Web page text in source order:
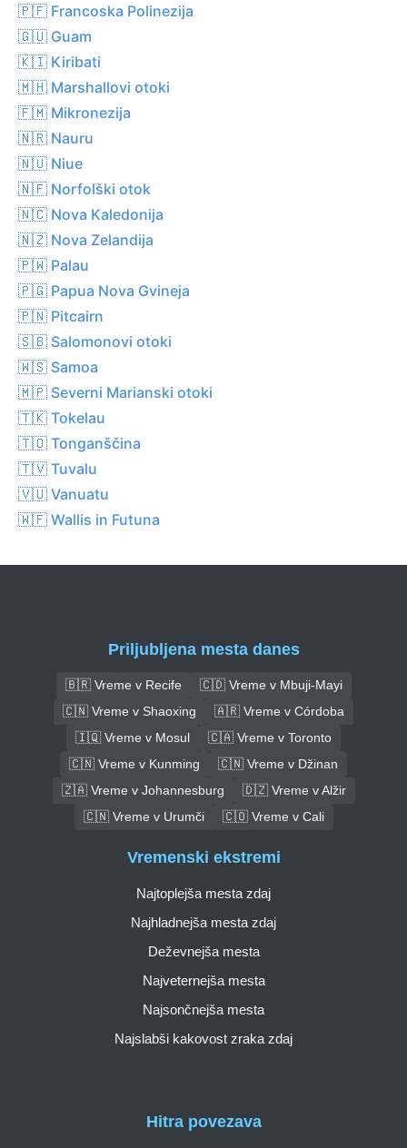
🇵🇫 Francoska Polinezija
🇬🇺 Guam
🇰🇮 Kiribati
🇲🇭 Marshallovi otoki
🇫🇲 Mikronezija
🇳🇷 Nauru
🇳🇺 Niue
🇳🇫 Norfolški otok
🇳🇨 Nova Kaledonija
🇳🇿 Nova Zelandija
🇵🇼 Palau
🇵🇬 Papua Nova Gvineja
🇵🇳 Pitcairn
🇸🇧 Salomonovi otoki
🇼🇸 Samoa
🇲🇵 Severni Marianski otoki
🇹🇰 Tokelau
🇹🇴 Tonganščina
🇹🇻 Tuvalu
🇻🇺 Vanuatu
🇼🇫 Wallis in Futuna
Priljubljena mesta danes
🇧🇷 Vreme v Recife
🇨🇩 Vreme v Mbuji-Mayi
🇨🇳 Vreme v Shaoxing
🇦🇷 Vreme v Córdoba
🇮🇶 Vreme v Mosul
🇨🇦 Vreme v Toronto
🇨🇳 Vreme v Kunming
🇨🇳 Vreme v Džinan
🇿🇦 Vreme v Johannesburg
🇩🇿 Vreme v Alžir
🇨🇳 Vreme v Urumči
🇨🇴 Vreme v Cali
Hitra povezava
Vremenski ekstremi
Najtoplejša mesta zdaj
Najhladnejša mesta zdaj
Deževnejša mesta
Najveternejša mesta
Najsončnejša mesta
Najslabši kakovost zraka zdaj